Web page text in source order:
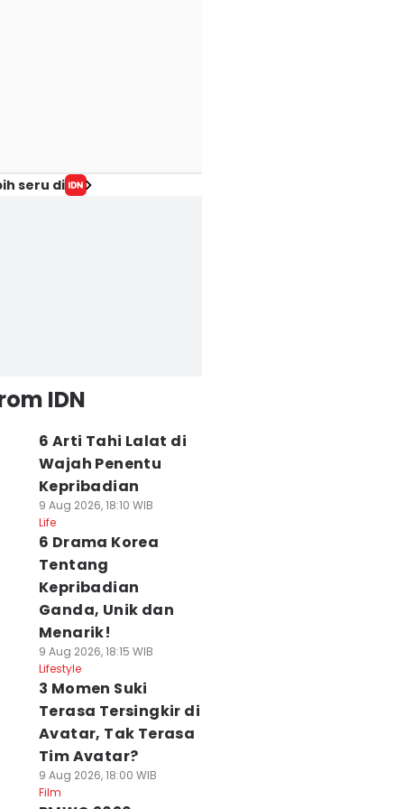
seru di
IDN
6 Arti Tahi Lalat di
Wajah Penentu
Kepribadian
9 Aug 2026, 18:10 WIB
Life
6 Drama Korea
Tentang
Kepribadian
Ganda, Unik dan
Menarik!
9 Aug 2026, 18:15 WIB
Lifestyle
3 Momen Suki
Terasa Tersingkir di
Avatar, Tak Terasa
Tim Avatar?
9 Aug 2026, 18:00 WIB
Film